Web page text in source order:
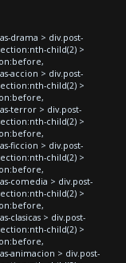
drama > div.post-
child(2) >
accion > div.post-
child(2) >
terror > div.post-
child(2) >
ficcion > div.post-
child(2) >
comedia > div.post-
child(2) >
clasicas > div.post-
child(2) >
animacion > div.post-